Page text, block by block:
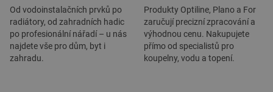
Od vodoinstalačních prvků po
radiátory, od zahradních hadic
po profesionální nářadí – u nás
najdete vše pro dům, byt i
zahradu.
Produkty Optiline, Plano a For
zaručují precizní zpracování a
výhodnou cenu. Nakupujete
přímo od specialistů pro
koupelny, vodu a topení.